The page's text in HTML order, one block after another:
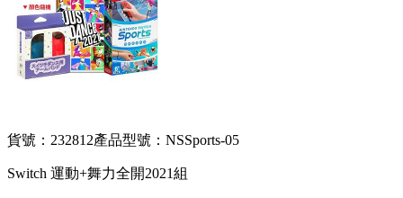
貨號：232812產品型號：NSSports-05
Switch 運動+舞力全開2021組